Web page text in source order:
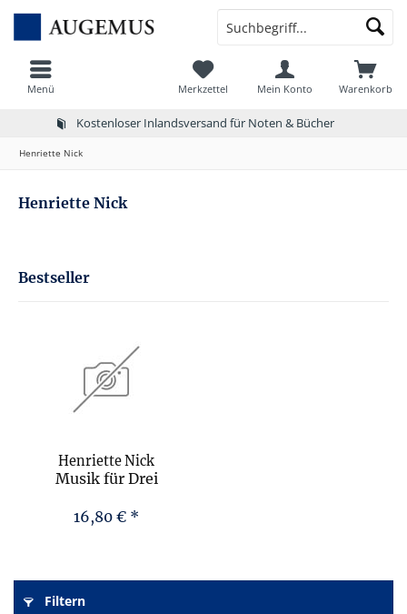
Kostenloser Inlandsversand für Noten & Bücher
Menü Warenkorb
Merkzettel Mein Konto
Henriette Nick
Henriette Nick
Bestseller
Henriette Nick
Musik für Drei
16,80 € *
Filtern